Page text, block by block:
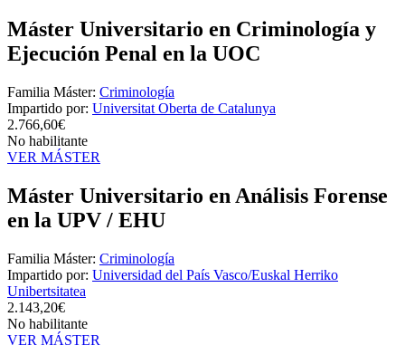
Máster Universitario en Criminología y
Ejecución Penal en la UOC
Familia Máster: Criminología
Impartido por: Universitat Oberta de Catalunya
2.766,60€
No habilitante
VER MÁSTER
Máster Universitario en Análisis Forense
en la UPV / EHU
Familia Máster: Criminología
Impartido por: Universidad del País Vasco/Euskal Herriko
Unibertsitatea
2.143,20€
No habilitante
VER MÁSTER